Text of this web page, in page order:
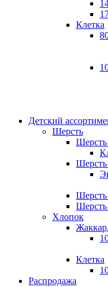
Клетка
Детский
Шерсть
Шерсть
Шерсть
Шерсть
Шерсть
Хлопок
Клетка
Распродажа